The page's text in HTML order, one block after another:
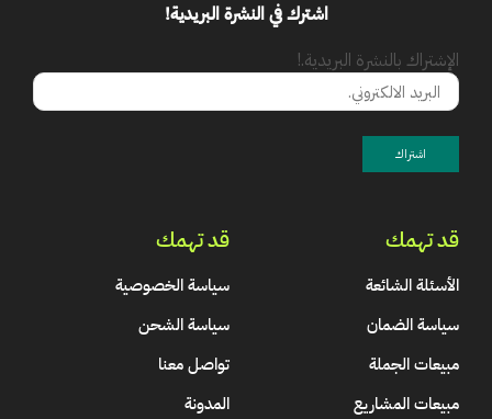
اشترك في النشرة البريدية!
الإشتراك بالنشرة البريدية.!
قد تهمك
الأسئلة الشائعة
سياسة الضمان
مبيعات الجملة
مبيعات المشاريع
قد تهمك
سياسة الخصوصية
سياسة الشحن
تواصل معنا
المدونة